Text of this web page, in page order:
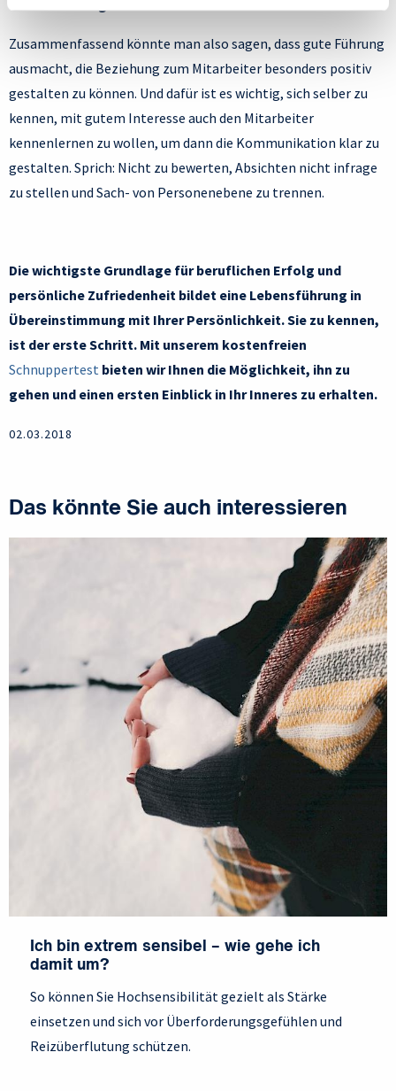
Zusammenfassend könnte man also sagen, dass gute Führung
ausmacht, die Beziehung zum Mitarbeiter besonders positiv
gestalten zu können. Und dafür ist es wichtig, sich selber zu
kennen, mit gutem Interesse auch den Mitarbeiter
kennenlernen zu wollen, um dann die Kommunikation klar zu
gestalten. Sprich: Nicht zu bewerten, Absichten nicht infrage
zu stellen und Sach- von Personenebene zu trennen.
Die wichtigste Grundlage für beruflichen Erfolg und
persönliche Zufriedenheit bildet eine Lebensführung in
Übereinstimmung mit Ihrer Persönlichkeit. Sie zu kennen,
ist der erste Schritt. Mit unserem kostenfreien
Schnuppertest bieten wir Ihnen die Möglichkeit, ihn zu
gehen und einen ersten Einblick in Ihr Inneres zu erhalten.
02.03.2018
Das könnte Sie auch interessieren
Ich bin extrem sensibel – wie gehe ich
damit um?
So können Sie Hochsensibilität gezielt als Stärke
einsetzen und sich vor Überforderungsgefühlen und
Reizüberflutung schützen.